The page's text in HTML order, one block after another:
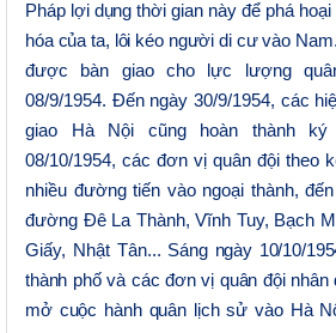
Pháp lợi dụng thời gian này để phá
hóa của ta, lôi kéo người di cư vào Nam.
được bàn giao cho lực lượng
08/9/1954. Đến ngày 30/9/1954, các
giao Hà Nội cũng hoàn thành
08/10/1954, các đơn vị quân đội theo
nhiều đường tiến vào ngoại thành,
đường Đê La Thành, Vĩnh Tuy, Bạch
Giấy, Nhật Tân... Sáng ngày 10/10/
thành phố và các đơn vị quân đội nhân
mở cuộc hành quân lịch sử vào Hà